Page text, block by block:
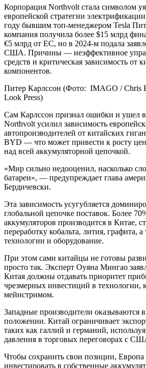
Корпорация Northvoltстала символом
европейской стратегии
году бывшим топ-менеджером Tesla
компания получила более $15 млрд
€5 млрд от ЕС, но в 2024-м подала
США. Причины — неэффективное
средств и критическая зависимость от
компонентов.
Питер Карлссон (Фото: IMAGO / Chris
Look Press)
Сам Карлссон признал ошибки и ушел в
Northvolt усилил зависимость
автопроизводителей от китайских
BYD — что может привести к росту
над всей аккумуляторной цепочкой.
«Мир сильно недооценил, насколько
батареи», — предупреждает глава
Бердичевски.
Эта зависимость усугубляется
глобальной цепочке поставок. Более
аккумуляторов производится в Китае,
переработку кобальта, лития, графита,
технологии и оборудование.
При этом сами китайцы не готовы
просто так. Эксперт Оуяна Мингао
Китая должны отдавать приоритет
чрезмерных инвестиций в технологии,
мейнстримом.
Западные производители оказываются
положении. Китай ограничивает
таких как галлий и германий,
давления в торговых переговорах с
Чтобы сохранить свои позиции,
инвестировать в собственные